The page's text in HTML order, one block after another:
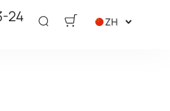
24 ZH